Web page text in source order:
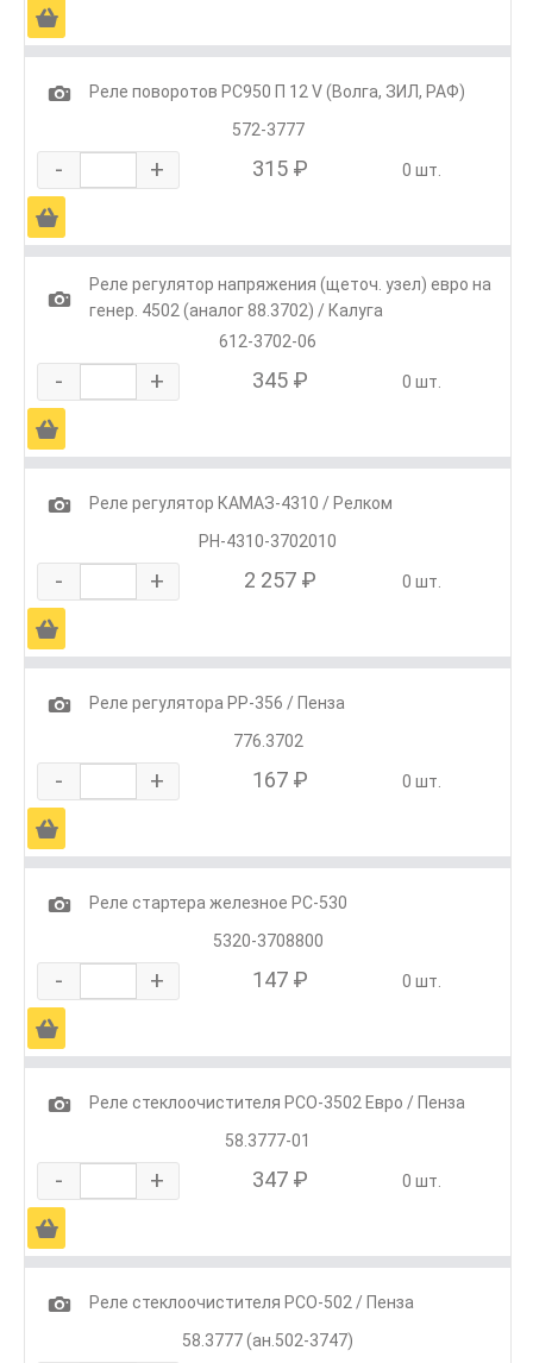
Ä
1
Реле поворотов РС950 П 12 V (Волга, ЗИЛ, РАФ)
572-3777
- + 315 ₽ 0 шт.
Ä
1
Реле регулятор напряжения (щеточ. узел) евро на
генер. 4502 (аналог 88.3702) / Калуга
612-3702-06
- + 345 ₽ 0 шт.
Ä
1
Реле регулятор КАМАЗ-4310 / Релком
РН-4310-3702010
- + 2 257 ₽ 0 шт.
Ä
1
Реле регулятора РР-356 / Пенза
776.3702
- + 167 ₽ 0 шт.
Ä
1
Реле стартера железное РС-530
5320-3708800
- + 147 ₽ 0 шт.
Ä
1
Реле стеклоочистителя РСО-3502 Евро / Пенза
58.3777-01
- + 347 ₽ 0 шт.
Ä
1
Реле стеклоочистителя РСО-502 / Пенза
58.3777 (ан.502-3747)